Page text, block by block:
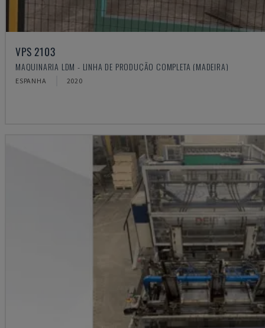
VPS 2103
MAQUINARIA LDM - LINHA DE PRODUÇÃO COMPLETA (MADEIRA)
ESPANHA 2020